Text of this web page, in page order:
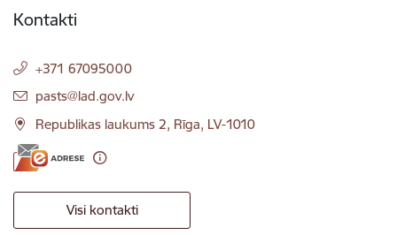
Kontakti
+371 67095000
E-pasts:
pasts@lad.gov.lv
Republikas laukums 2, Rīga, LV-1010
Visi kontakti